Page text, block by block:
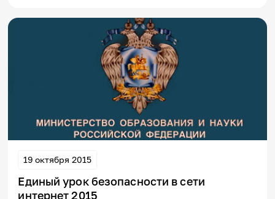
19 октября 2015
Единый урок безопасности в сети
интернет 2015